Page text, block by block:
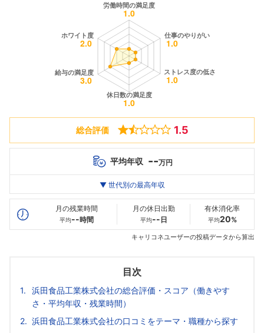
総合評価 1.5
平均年収 --万円
最高年収
20代
--万
30代
--万
--万
▼ 世代別の最高年収
月の残業時間
平均--時間
月の休日出勤
平均-- 日
有休消化率
平均20%
キャリコネユーザーの投稿データから算出
目次
浜田食品工業株式会社の総合評価・スコア（働きやす
さ・平均年収・残業時間）
浜田食品工業株式会社の口コミをテーマ・職種から探す